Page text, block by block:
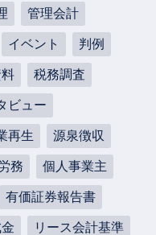
管理会計
イベント 判例
税務調査
ビュー
再生 源泉徴収
務 個人事業主
有価証券報告書
リース会計基準